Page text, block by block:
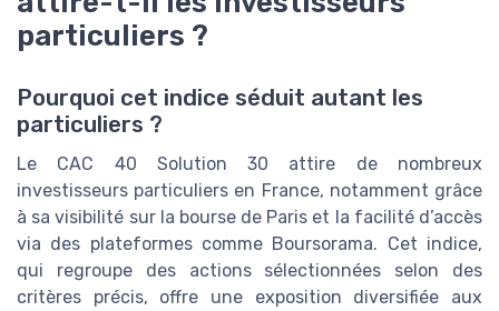
particuliers ?
Pourquoi cet indice séduit autant les
particuliers ?
Le CAC 40 Solution 30 attire de nombreux
investisseurs particuliers en France, notamment grâce
à sa visibilité sur la bourse de Paris et la facilité d’accès
via des plateformes comme Boursorama. Cet indice,
qui regroupe des actions sélectionnées selon des
critères précis, offre une exposition diversifiée aux